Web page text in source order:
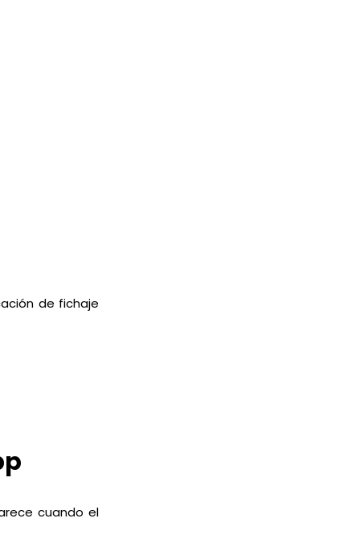
de fichaje
cuando el